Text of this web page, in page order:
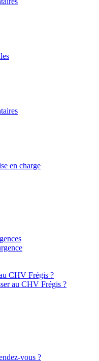
en charge
CHV Frégis ?
au CHV Frégis ?
vous ?